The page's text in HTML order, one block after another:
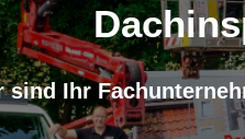
sind Ihr